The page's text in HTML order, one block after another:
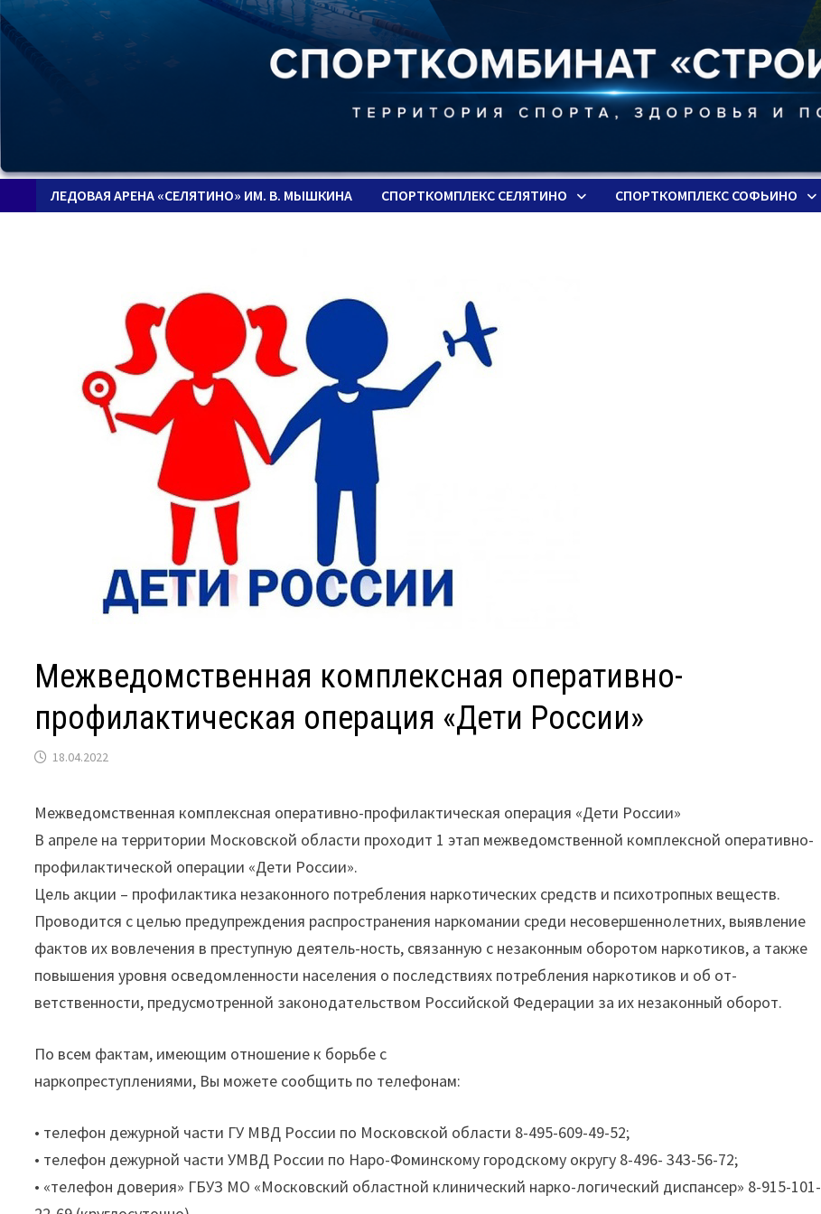
ЛЕДОВАЯ АРЕНА «СЕЛЯТИНО» ИМ. В. МЫШКИНА СПОРТКОМПЛЕКС СЕЛЯТИНО СПОРТКОМПЛЕКС СОФЬИНО
Межведомственная комплексная оперативно-
профилактическая операция «Дети России»
18.04.2022
Межведомственная комплексная оперативно-профилактическая операция «Дети России»
В апреле на территории Московской области проходит 1 этап межведомственной комплексной оперативно-
профилактической операции «Дети России».
Цель акции – профилактика незаконного потребления наркотических средств и психотропных веществ.
Проводится с целью предупреждения распространения наркомании среди несовершеннолетних, выявление
фактов их вовлечения в преступную деятель-ность, связанную с незаконным оборотом наркотиков, а также
повышения уровня осведомленности населения о последствиях потребления наркотиков и об от-
ветственности, предусмотренной законодательством Российской Федерации за их незаконный оборот.
По всем фактам, имеющим отношение к борьбе с
наркопреступлениями, Вы можете сообщить по телефонам:
• телефон дежурной части ГУ МВД России по Московской области 8-495-609-49-52;
• телефон дежурной части УМВД России по Наро-Фоминскому городскому округу 8-496- 343-56-72;
• «телефон доверия» ГБУЗ МО «Московский областной клинический нарко-логический диспансер» 8-915-101-